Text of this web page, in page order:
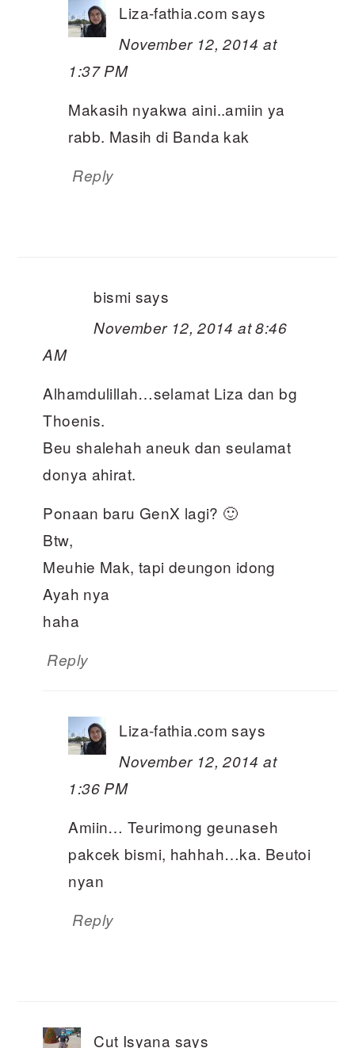
Liza-fathia.com says
November 12, 2014 at
1:37 PM
Makasih nyakwa aini..amiin ya
rabb. Masih di Banda kak
Reply
bismi says
November 12, 2014 at 8:46
AM
Alhamdulillah…selamat Liza dan bg
Thoenis.
Beu shalehah aneuk dan seulamat
donya ahirat.
Ponaan baru GenX lagi? 🙂
Btw,
Meuhie Mak, tapi deungon idong
Ayah nya
haha
Reply
Liza-fathia.com says
November 12, 2014 at
1:36 PM
Amiin… Teurimong geunaseh
pakcek bismi, hahhah…ka. Beutoi
nyan
Reply
Cut Isyana says